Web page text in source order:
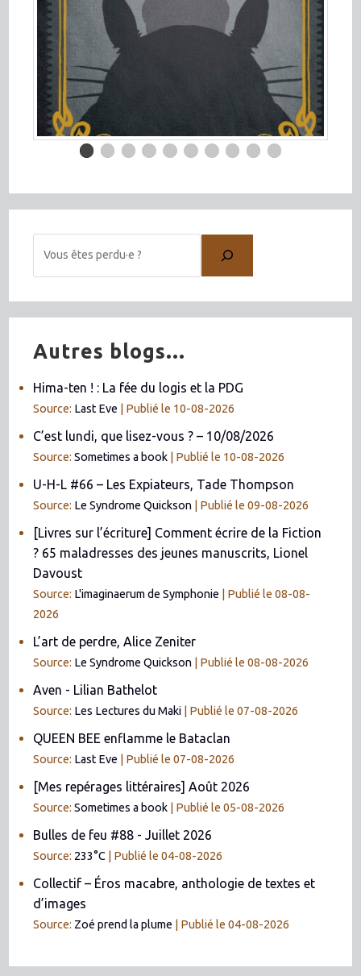
Autres blogs...
Hima-ten ! : La fée du logis et la PDG
Source: Last Eve Publié le 10-08-2026
C’est lundi, que lisez-vous ? – 10/08/2026
Source:Sometimes a book Publié le 10-08-2026
U-H-L #66 – Les Expiateurs, Tade Thompson
Source: Le Syndrome Quickson Publié le 09-08-2026
[Livres sur l’écriture] Comment écrire de la Fiction
? 65 maladresses des jeunes manuscrits, Lionel
Davoust
Source: L'imaginaerum de Symphonie
Publié le 08-08-
2026
L’art de perdre, Alice Zeniter
Source: Le Syndrome Quickson Publié le 08-08-2026
Aven - Lilian Bathelot
Source: Les Lectures du Maki Publié le 07-08-2026
QUEEN BEE enflamme le Bataclan
Source: Last Eve Publié le 07-08-2026
[Mes repérages littéraires] Août 2026
Source:Sometimes a book Publié le 05-08-2026
Bulles de feu #88 - Juillet 2026
Source: 233°C Publié le 04-08-2026
Collectif – Éros macabre, anthologie de textes et
d’images
Source: Zoé prend la plume Publié le 04-08-2026